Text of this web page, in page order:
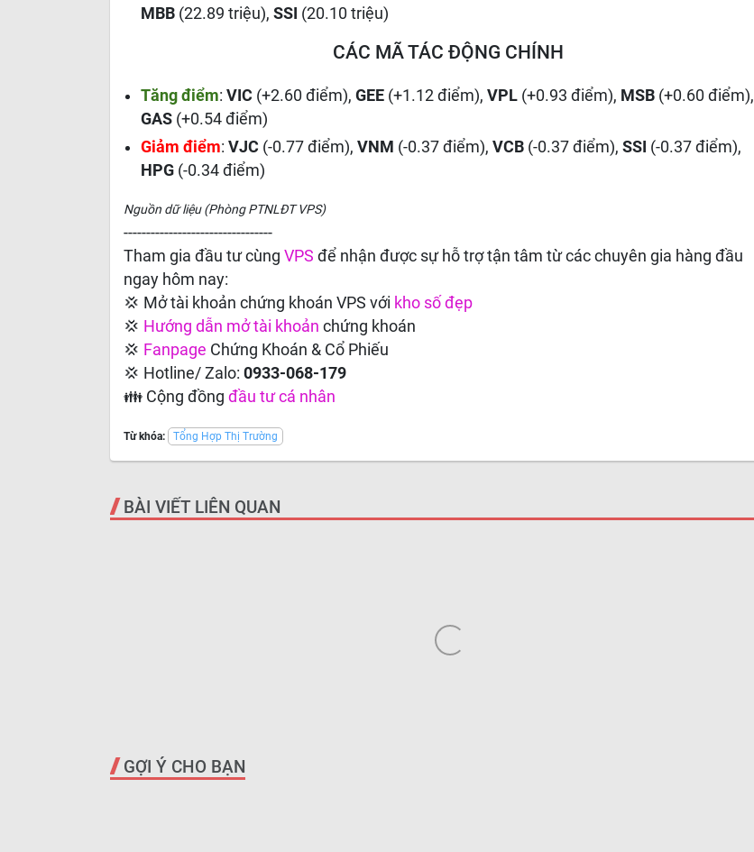
MBB (22.89 triệu),SSI (20.10 triệu)
CÁC MÃ TÁC ĐỘNG CHÍNH
Tăng điểm:VIC (+2.60 điểm),GEE (+1.12 điểm),VPL (+0.93 điểm), MSB (+0.60 điểm),
GAS (+0.54 điểm)
Giảm điểm:VJC (-0.77 điểm),VNM (-0.37 điểm),VCB (-0.37 điểm),SSI (-0.37 điểm),
HPG (-0.34 điểm)
Nguồn dữ liệu (Phòng PTNLĐT VPS)
---------------------------------
Tham gia đầu tư cùng VPS để nhận được sự hỗ trợ tận tâm từ các chuyên gia hàng đầu
ngay hôm nay:
💢 Mở tài khoản chứng khoán VPS với kho số đẹp
💢 Hướng dẫn mở tài khoản chứng khoán
💢 Fanpage Chứng Khoán & Cổ Phiếu
💢 Hotline/ Zalo: 0933-068-179
👪 Cộng đồng đầu tư cá nhân
Từ khóa: Tổng Hợp Thị Trường
BÀI VIẾT LIÊN QUAN
GỢI Ý CHO BẠN